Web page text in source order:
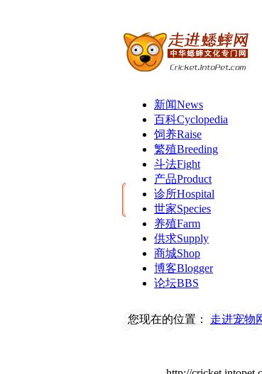
新闻News
百科Cyclopedia
饲养Raise
繁殖Breeding
斗法Fight
产品Product
诊所Hospital
世家Species
养殖Farm
供求Supply
商城Shop
博客Blogger
论坛BBS
您现在的位置： 走进宠物